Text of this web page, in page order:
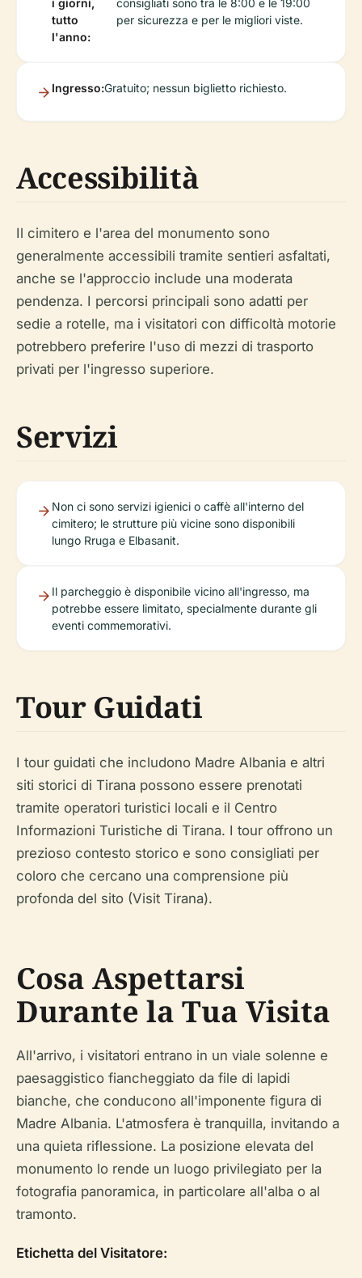
i giorni,
tutto
l'anno:
consigliati sono tra le 8:00 e le 19:00
per sicurezza e per le migliori viste.
Ingresso:Gratuito; nessun biglietto richiesto.
Accessibilità
Il cimitero e l'area del monumento sono
generalmente accessibili tramite sentieri asfaltati,
anche se l'approccio include una moderata
pendenza. I percorsi principali sono adatti per
sedie a rotelle, ma i visitatori con difficoltà motorie
potrebbero preferire l'uso di mezzi di trasporto
privati per l'ingresso superiore.
Servizi
Non ci sono servizi igienici o caffè all'interno del
cimitero; le strutture più vicine sono disponibili
lungo Rruga e Elbasanit.
Il parcheggio è disponibile vicino all'ingresso, ma
potrebbe essere limitato, specialmente durante gli
eventi commemorativi.
Tour Guidati
I tour guidati che includono Madre Albania e altri
siti storici di Tirana possono essere prenotati
tramite operatori turistici locali e il Centro
Informazioni Turistiche di Tirana. I tour offrono un
prezioso contesto storico e sono consigliati per
coloro che cercano una comprensione più
profonda del sito (Visit Tirana).
Cosa Aspettarsi
Durante la Tua Visita
All'arrivo, i visitatori entrano in un viale solenne e
paesaggistico fiancheggiato da file di lapidi
bianche, che conducono all'imponente figura di
Madre Albania. L'atmosfera è tranquilla, invitando a
una quieta riflessione. La posizione elevata del
monumento lo rende un luogo privilegiato per la
fotografia panoramica, in particolare all'alba o al
tramonto.
Etichetta del Visitatore: